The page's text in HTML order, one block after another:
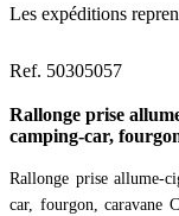
Les expéditions
Ref. 50305057
Rallonge prise
camping-car,
Rallonge prise allume-
car, fourgon, caravane